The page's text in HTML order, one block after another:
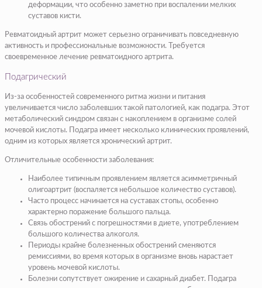
деформации, что особенно заметно при воспалении мелких
суставов кисти.
Ревматоидный артрит может серьезно ограничивать повседневную
активность и профессиональные возможности. Требуется
своевременное лечение ревматоидного артрита.
Подагрический
Из-за особенностей современного ритма жизни и питания
увеличивается число заболевших такой патологией, как подагра. Этот
метаболический синдром связан с накоплением в организме солей
мочевой кислоты. Подагра имеет несколько клинических проявлений,
одним из которых является хронический артрит.
Отличительные особенности заболевания:
Наиболее типичным проявлением является асимметричный
олигоартрит (воспаляется небольшое количество суставов).
Часто процесс начинается на суставах стопы, особенно
характерно поражение большого пальца.
Связь обострений с погрешностями в диете, употреблением
большого количества алкоголя.
Периоды крайне болезненных обострений сменяются
ремиссиями, во время которых в организме вновь нарастает
уровень мочевой кислоты.
Болезни сопутствует ожирение и сахарный диабет. Подагра